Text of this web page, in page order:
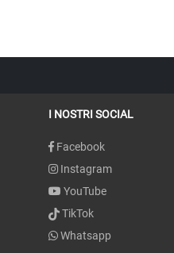
I NOSTRI SOCIAL
Facebook
Instagram
YouTube
TikTok
Whatsapp